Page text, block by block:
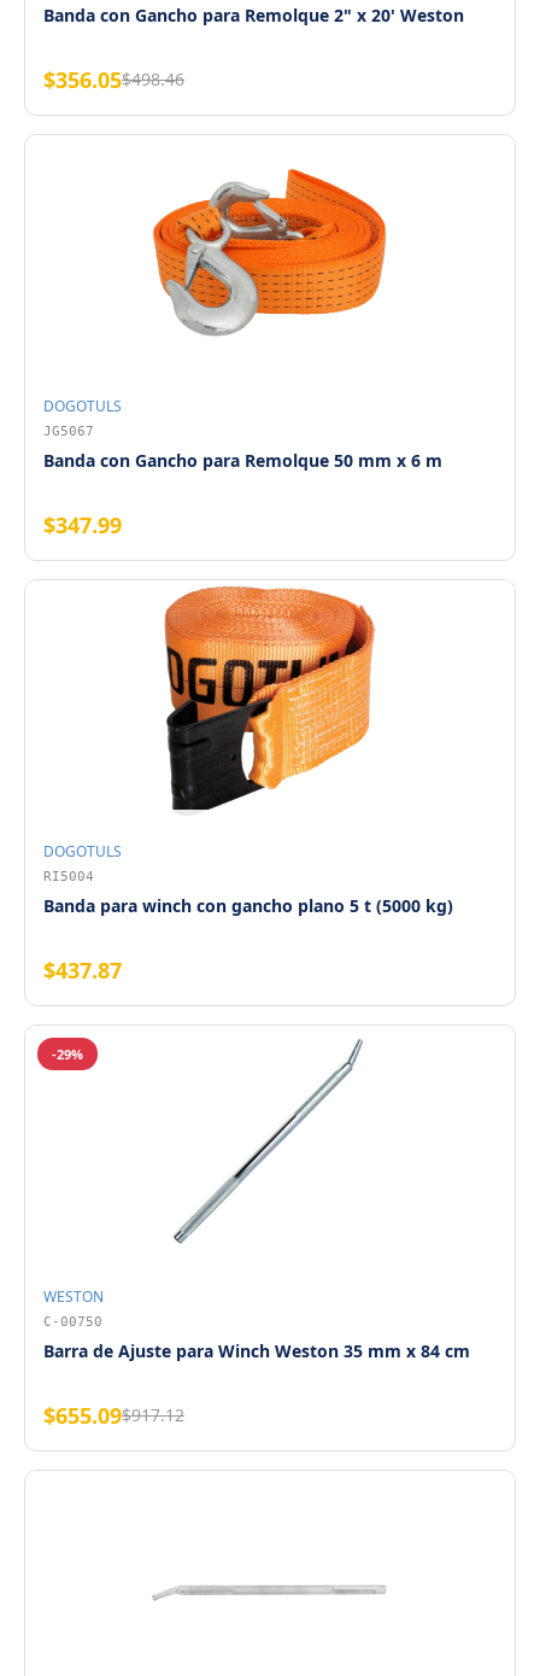
Banda con Gancho para Remolque 2" x 20' Weston
$356.05$498.46
DOGOTULS
JG5067
Banda con Gancho para Remolque 50 mm x 6 m
$347.99
DOGOTULS
RI5004
Banda para winch con gancho plano 5 t (5000 kg)
$437.87
-29%
WESTON
C-00750
Barra de Ajuste para Winch Weston 35 mm x 84 cm
$655.09$917.12